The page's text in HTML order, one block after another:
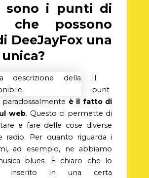
sono i punti di
che possono
DeeJayFox una
punt
è il fatto di
web. Questo ci permette di
e fare delle cose diverse
radio. Per quanto riguarda i
ad esempio, ne abbiamo
blues. È chiaro che lo
inserito in una certa